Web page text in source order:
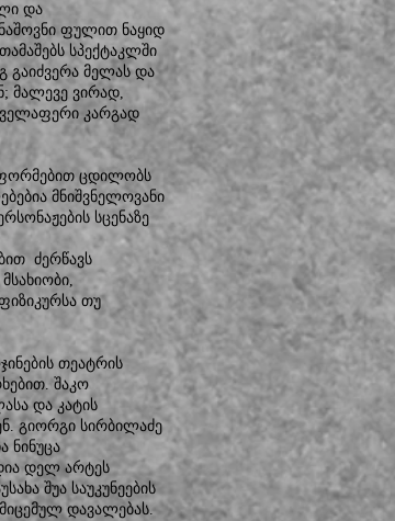
და
ფულით ნაყიდ
სპექტაკლში
მელას და
მალევე ვირად,
კარგად
ფორმებით ცდილობს
მნიშვნელოვანი
სცენაზე
ძერწავს
თუ
თეატრის
შაკო
და კატის
გიორგი სირბილაძე
ნინუცა
დელ არტეს
შუა საუკუნეების
მიცემულ დავალებას.